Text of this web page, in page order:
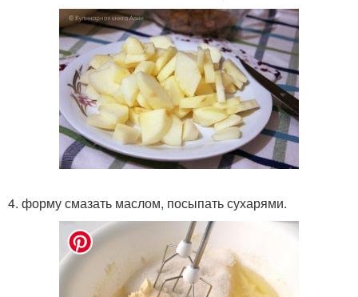
4. форму смазать маслом, посыпать сухарями.